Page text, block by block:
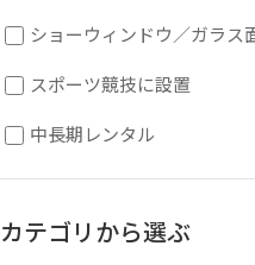
ショーウィンドウ／ガラス
スポーツ競技に設置
中長期レンタル
カテゴリから選ぶ